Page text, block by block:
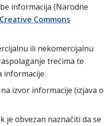
informacija (Narodne
Creative Commons
ili nekomercijalnu
trećima te
informacije.
izvor informacije (izjava o
je obvezan naznačiti da se